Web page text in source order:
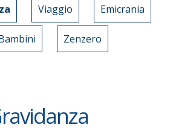
Viaggio Emicrania
Zenzero